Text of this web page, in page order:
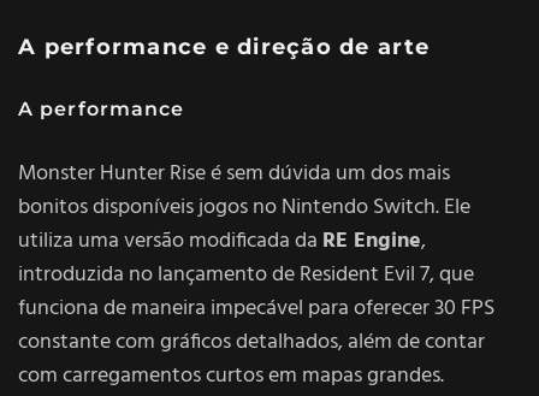
A performance e direção de arte
A performance
Monster Hunter Rise é sem dúvida um dos mais
bonitos disponíveis jogos no Nintendo Switch. Ele
utiliza uma versão modificada da RE Engine,
introduzida no lançamento de Resident Evil 7, que
funciona de maneira impecável para oferecer 30 FPS
constante com gráficos detalhados, além de contar
com carregamentos curtos em mapas grandes.